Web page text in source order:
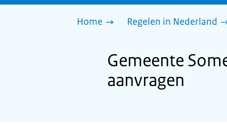
Home Regelen in Nederland
Gemeente
aanvragen